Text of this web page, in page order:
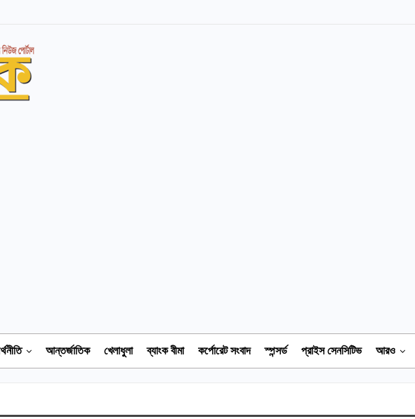
আন্তর্জাতিক খেলাধুলা ব্যাংক বীমা কর্পোরেট সংবাদ স্পন্সর্ড প্রাইস সেনসিটিভ আরও